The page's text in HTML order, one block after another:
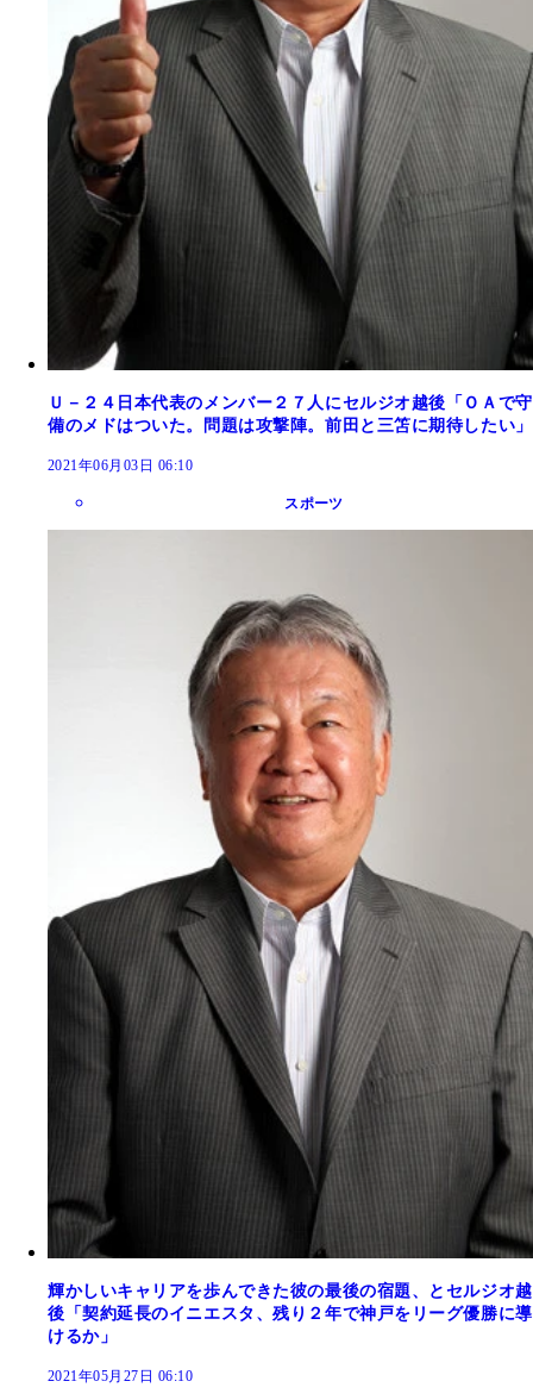
Ｕ－２４日本代表のメンバー２７人にセルジオ越後「ＯＡで守
備のメドはついた。問題は攻撃陣。前田と三笘に期待したい」
2021年06月03日 06:10
スポーツ
輝かしいキャリアを歩んできた彼の最後の宿題、とセルジオ越
後「契約延長のイニエスタ、残り２年で神戸をリーグ優勝に導
けるか」
2021年05月27日 06:10